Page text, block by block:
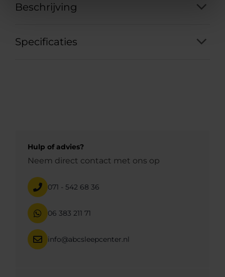
Beschrijving
Specificaties
Hulp of advies?
Neem direct contact met ons op
071 - 542 68 36
06 383 211 71
info@abcsleepcenter.nl